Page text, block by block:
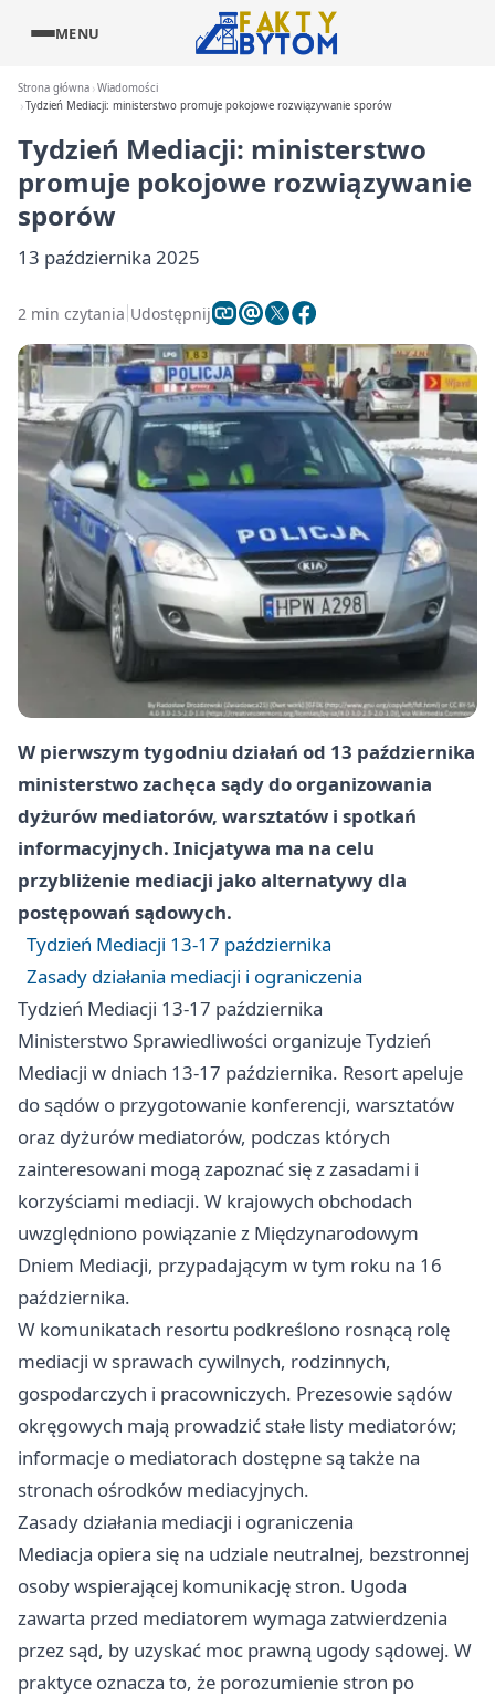
MENU
Strona główna Wiadomości
Tydzień Mediacji: ministerstwo promuje pokojowe rozwiązywanie sporów
Tydzień Mediacji: ministerstwo
promuje pokojowe rozwiązywanie
sporów
13 października 2025
2 min czytania Udostępnij
W pierwszym tygodniu działań od 13 października
ministerstwo zachęca sądy do organizowania
dyżurów mediatorów, warsztatów i spotkań
informacyjnych. Inicjatywa ma na celu
przybliżenie mediacji jako alternatywy dla
postępowań sądowych.
Tydzień Mediacji 13-17 października
Zasady działania mediacji i ograniczenia
Tydzień Mediacji 13-17 października
Ministerstwo Sprawiedliwości organizuje Tydzień
Mediacji w dniach 13-17 października. Resort apeluje
do sądów o przygotowanie konferencji, warsztatów
oraz dyżurów mediatorów, podczas których
zainteresowani mogą zapoznać się z zasadami i
korzyściami mediacji. W krajowych obchodach
uwzględniono powiązanie z Międzynarodowym
Dniem Mediacji, przypadającym w tym roku na 16
października.
W komunikatach resortu podkreślono rosnącą rolę
mediacji w sprawach cywilnych, rodzinnych,
gospodarczych i pracowniczych. Prezesowie sądów
okręgowych mają prowadzić stałe listy mediatorów;
informacje o mediatorach dostępne są także na
stronach ośrodków mediacyjnych.
Zasady działania mediacji i ograniczenia
Mediacja opiera się na udziale neutralnej, bezstronnej
osoby wspierającej komunikację stron. Ugoda
zawarta przed mediatorem wymaga zatwierdzenia
przez sąd, by uzyskać moc prawną ugody sądowej. W
praktyce oznacza to, że porozumienie stron po